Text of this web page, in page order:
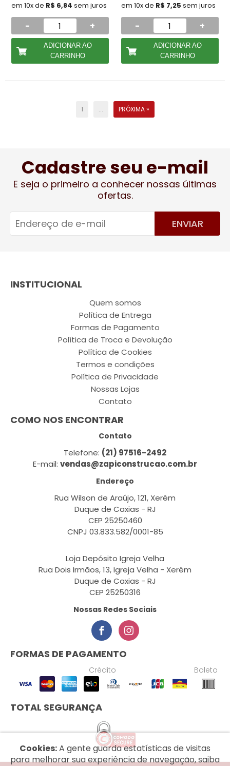
em 10x de R$ 6,84 sem juros
- +
ADICIONAR AO
CARRINHO
em 10x de R$ 7,25 sem juros
- +
ADICIONAR AO
CARRINHO
1 ... PRÓXIMA »
Cadastre seu e-mail
E seja o primeiro a conhecer nossas últimas
ofertas.
ENVIAR
INSTITUCIONAL
Quem somos
Política de Entrega
Formas de Pagamento
Política de Troca e Devolução
Política de Cookies
Termos e condições
Política de Privacidade
Nossas Lojas
Contato
COMO NOS ENCONTRAR
Contato
Telefone: (21) 97516-2492
E-mail: vendas@zapiconstrucao.com.br
Endereço
Rua Wilson de Araújo, 121, Xerém
Duque de Caxias - RJ
CEP 25250460
CNPJ 03.833.582/0001-85
Loja Depósito Igreja Velha
Rua Dois Irmãos, 13, Igreja Velha - Xerém
Duque de Caxias - RJ
CEP 25250316
Nossas Redes Sociais
FORMAS DE PAGAMENTO
Crédito Boleto
TOTAL SEGURANÇA
Cookies:A gente guarda estatísticas de visitas
para melhorar sua experiência de navegação, saiba